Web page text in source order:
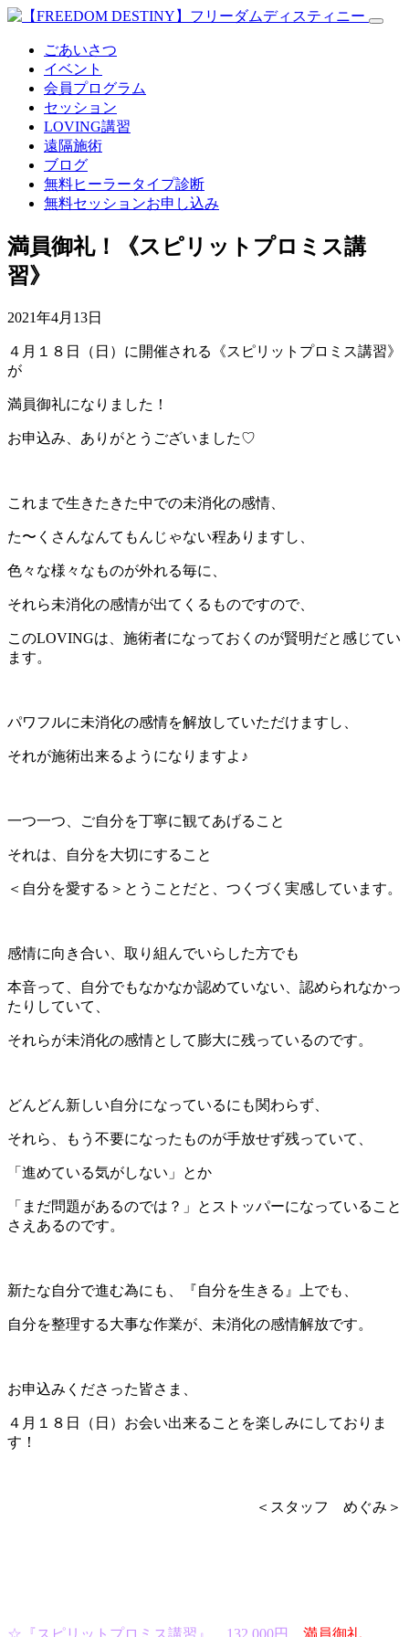
ごあいさつ
イベント
会員プログラム
セッション
LOVING講習
遠隔施術
ブログ
無料ヒーラータイプ診断
無料セッションお申し込み
満員御礼！《スピリットプロミス講
習》
2021年4月13日
４月１８日（日）に開催される《スピリットプロミス講習》
が
満員御礼になりました！
お申込み、ありがとうございました♡
これまで生きたきた中での未消化の感情、
た〜くさんなんてもんじゃない程ありますし、
色々な様々なものが外れる毎に、
それら未消化の感情が出てくるものですので、
このLOVINGは、施術者になっておくのが賢明だと感じてい
ます。
パワフルに未消化の感情を解放していただけますし、
それが施術出来るようになりますよ♪
一つ一つ、ご自分を丁寧に観てあげること
それは、自分を大切にすること
＜自分を愛する＞とうことだと、つくづく実感しています。
感情に向き合い、取り組んでいらした方でも
本音って、自分でもなかなか認めていない、認められなかっ
たりしていて、
それらが未消化の感情として膨大に残っているのです。
どんどん新しい自分になっているにも関わらず、
それら、もう不要になったものが手放せず残っていて、
「進めている気がしない」とか
「まだ問題があるのでは？」とストッパーになっていること
さえあるのです。
新たな自分で進む為にも、『自分を生きる』上でも、
自分を整理する大事な作業が、未消化の感情解放です。
お申込みくださった皆さま、
４月１８日（日）お会い出来ることを楽しみにしておりま
す！
＜スタッフ めぐみ＞
☆『スピリットプロミス講習』 132,000円 満員御礼